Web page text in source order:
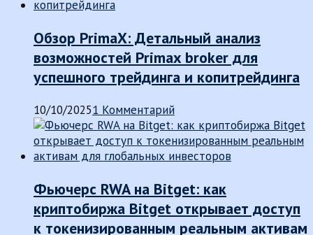
Обзор PrimaX: Детальный анализ
возможностей Primax broker для
успешного трейдинга и копитрейдинга
10/10/20251 Комментарий
Фьючерс RWA на Bitget: как
криптобиржа Bitget открывает доступ
к токенизированным реальным активам